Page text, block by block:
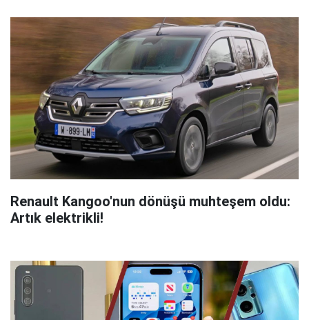
Renault Kangoo'nun dönüşü muhteşem oldu:
Artık elektrikli!